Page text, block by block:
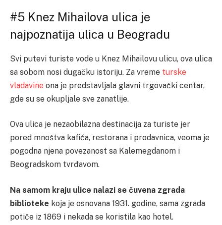
#5 Knez Mihailova ulica je
najpoznatija ulica u Beogradu
Svi putevi turiste vode u Knez Mihailovu ulicu, ova ulica
sa sobom nosi dugačku istoriju. Za vreme turske
vladavine ona je predstavljala glavni trgovački centar,
gde su se okupljale sve zanatlije.
Ova ulica je nezaobilazna destinacija za turiste jer
pored mnoštva kafića, restorana i prodavnica, veoma je
pogodna njena povezanost sa Kalemegdanom i
Beogradskom tvrđavom.
Na samom kraju ulice nalazi se čuvena zgrada
biblioteke koja je osnovana 1931. godine, sama zgrada
potiče iz 1869 i nekada se koristila kao hotel.